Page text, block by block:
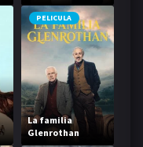
PELICULA
La familia
Glenrothan